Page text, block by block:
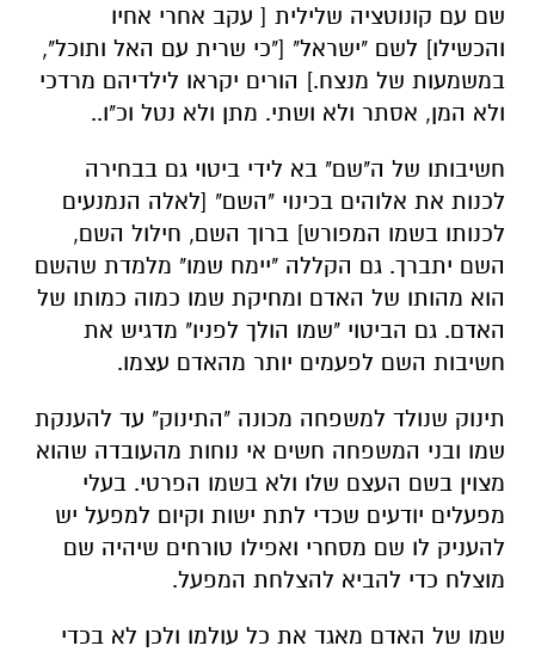
שם עם קונוטציה שלילית [ עקב אחרי אחיו
והכשילו] לשם "ישראל" ["כי שרית עם האל ותוכל",
במשמעות של מנצח.] הורים יקראו לילדיהם מרדכי
ולא המן, אסתר ולא ושתי. מתן ולא נטל וכ"ו..
חשיבותו של ה"שם" בא לידי ביטוי גם בבחירה
לכנות את אלוהים בכינוי "השם" [לאלה הנמנעים
לכנותו בשמו המפורש] ברוך השם, חילול השם,
השם יתברך. גם הקללה "יימח שמו" מלמדת שהשם
הוא מהותו של האדם ומחיקת שמו כמוה כמותו של
האדם. גם הביטוי "שמו הולך לפניו" מדגיש את
חשיבות השם לפעמים יותר מהאדם עצמו.
תינוק שנולד למשפחה מכונה "התינוק" עד להענקת
שמו ובני המשפחה חשים אי נוחות מהעובדה שהוא
מצוין בשם העצם שלו ולא בשמו הפרטי. בעלי
מפעלים יודעים שכדי לתת ישות וקיום למפעל יש
להעניק לו שם מסחרי ואפילו טורחים שיהיה שם
מוצלח כדי להביא להצלחת המפעל.
שמו של האדם מאגד את כל עולמו ולכן לא בכדי